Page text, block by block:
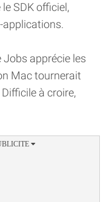
SDK officiel,
applications.
Jobs apprécie les
Mac tournerait
à croire,